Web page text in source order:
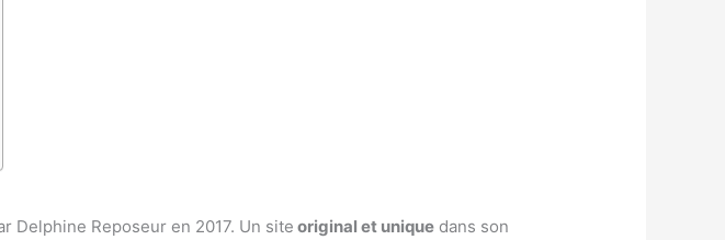
Delphine Reposeur en 2017. Un site original et unique dans son